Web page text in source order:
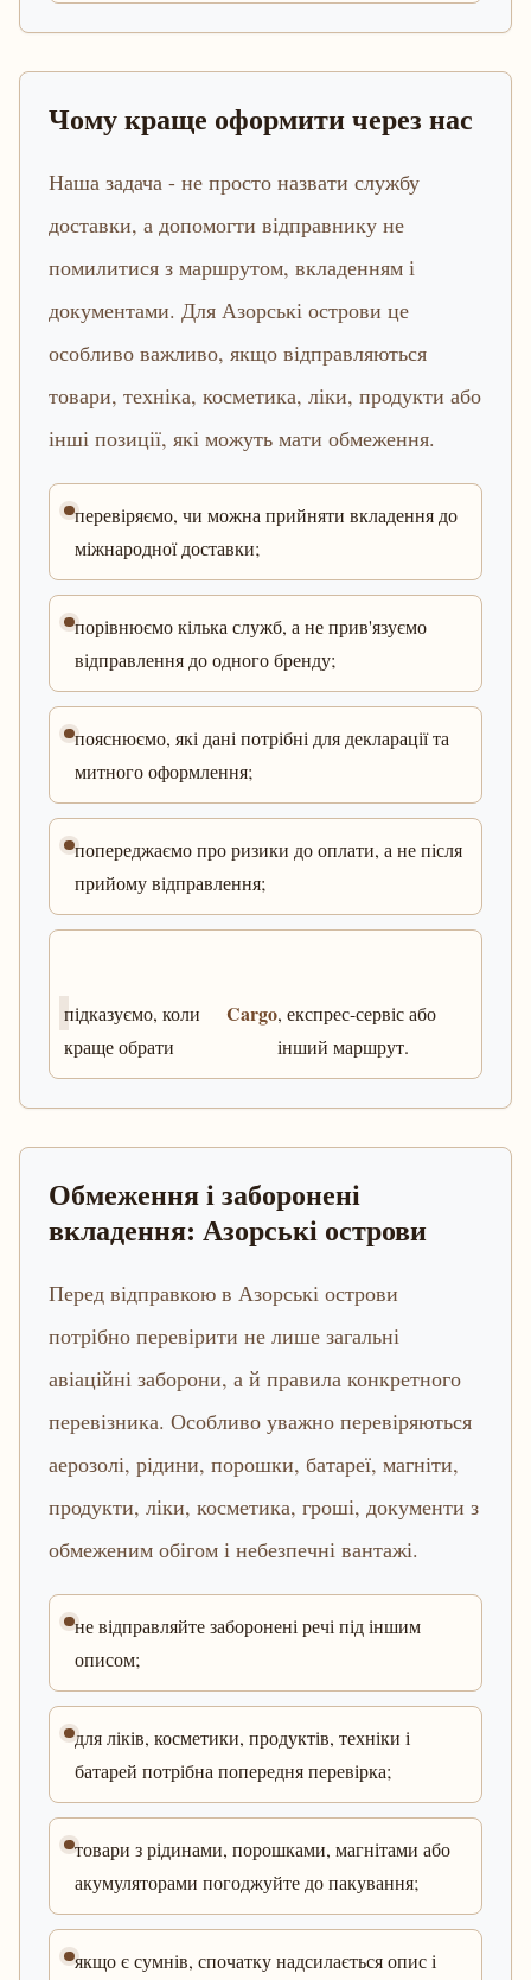
Чому краще оформити через нас
Наша задача - не просто назвати службу
доставки, а допомогти відправнику не
помилитися з маршрутом, вкладенням і
документами. Для Азорські острови це
особливо важливо, якщо відправляються
товари, техніка, косметика, ліки, продукти або
інші позиції, які можуть мати обмеження.
перевіряємо, чи можна прийняти вкладення до
міжнародної доставки;
порівнюємо кілька служб, а не прив'язуємо
відправлення до одного бренду;
пояснюємо, які дані потрібні для декларації та
митного оформлення;
попереджаємо про ризики до оплати, а не після
прийому відправлення;
підказуємо, коли
краще обрати
Cargo, експрес-сервіс або
інший маршрут.
Обмеження і заборонені
вкладення: Азорські острови
Перед відправкою в Азорські острови
потрібно перевірити не лише загальні
авіаційні заборони, а й правила конкретного
перевізника. Особливо уважно перевіряються
аерозолі, рідини, порошки, батареї, магніти,
продукти, ліки, косметика, гроші, документи з
обмеженим обігом і небезпечні вантажі.
не відправляйте заборонені речі під іншим
описом;
для ліків, косметики, продуктів, техніки і
батарей потрібна попередня перевірка;
товари з рідинами, порошками, магнітами або
акумуляторами погоджуйте до пакування;
якщо є сумнів, спочатку надсилається опис і